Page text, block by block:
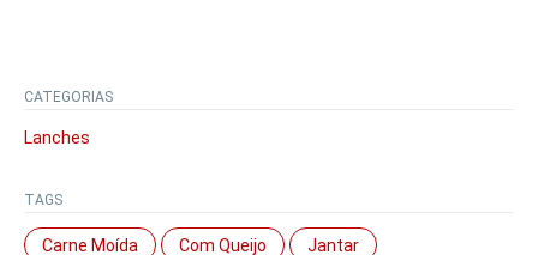
CATEGORIAS
Lanches
TAGS
Carne Moída Com Queijo Jantar